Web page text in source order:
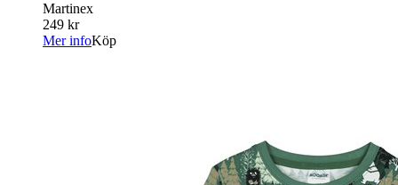
Martinex
249 kr
Mer infoKöp